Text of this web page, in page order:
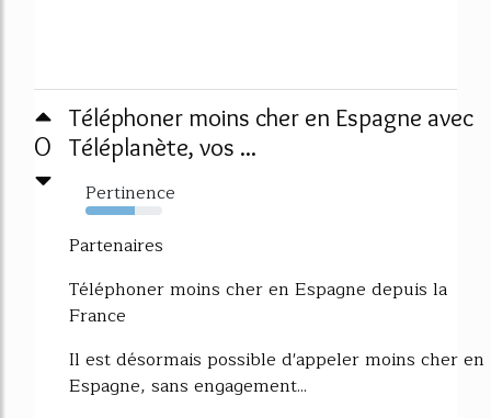
0
Téléphoner moins cher en Espagne avec
Téléplanète, vos ...
Pertinence
64%
Partenaires
Téléphoner moins cher en Espagne depuis la
France
Il est désormais possible d'appeler moins cher en
Espagne, sans engagement...